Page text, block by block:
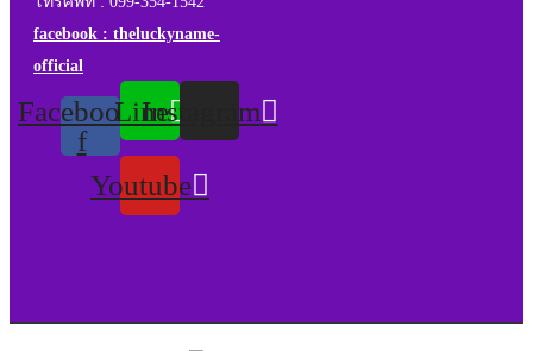
facebook : theluckyname-
official
Facebook-
f
LineInstagram
Youtube